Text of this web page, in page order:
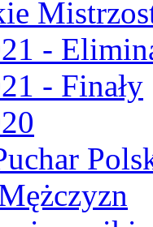
-
- Finały